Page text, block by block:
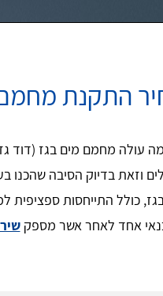
התקנת
עולה מחמם מים בגז (דוד
וזאת בדיוק הסיבה שהכנו
כולל התייחסות
אחד לאחר אשר מספק